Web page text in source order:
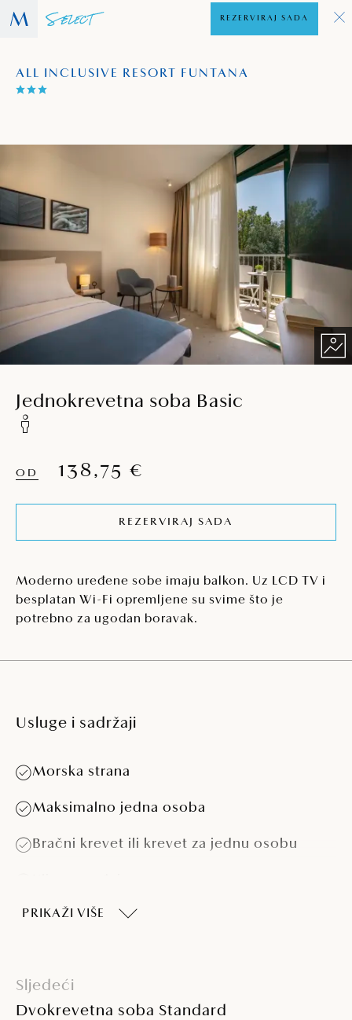
ALL INCLUSIVE RESORT FUNTANA
REZERVIRAJ SADA
Jednokrevetna soba Basic
OD 138,75 €
REZERVIRAJ SADA
Moderno uređene sobe imaju balkon. Uz LCD TV i
besplatan Wi-Fi opremljene su svime što je
potrebno za ugodan boravak.
Usluge i sadržaji
Morska strana
Maksimalno jedna osoba
Bračni krevet ili krevet za jednu osobu
Telefon
LCD SAT TV
PRIKAŽI VIŠE
Sljedeći
Dvokrevetna soba Standard